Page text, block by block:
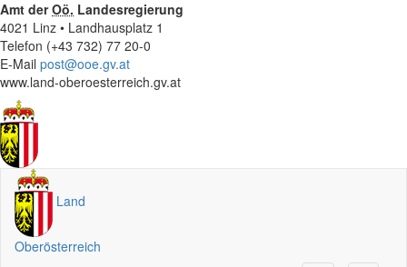
Amt derOö. Landesregierung
4021 Linz • Landhausplatz 1
Telefon (+43 732) 77 20-0
E-Mail post@ooe.gv.at
www.land-oberoesterreich.gv.at
Land
Oberösterreich